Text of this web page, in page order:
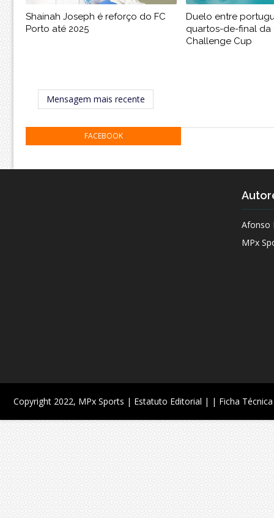
Shainah Joseph é reforço do FC
Porto até 2025
Duelo entre
quartos-de-final da
Challenge Cup
Mensagem mais recente
FACEBOOK
Afonso
MPx
Copyright 2022, MPx Sports | Estatuto Editorial | | Ficha